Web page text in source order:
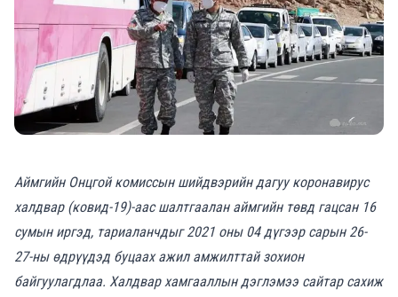
Аймгийн Онцгой комиссын шийдвэрийн дагуу коронавирус
халдвар (ковид-19)-аас шалтгаалан аймгийн төвд гацсан 16
сумын иргэд, тариаланчдыг 2021 оны 04 дүгээр сарын 26-
27-ны өдрүүдэд буцаах ажил амжилттай зохион
байгуулагдлаа. Халдвар хамгааллын дэглэмээ сайтар сахиж